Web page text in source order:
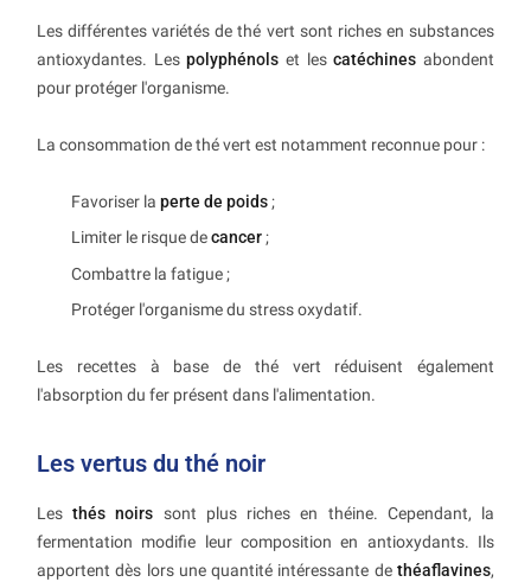
Les différentes variétés de thé vert sont riches en substances
antioxydantes. Lespolyphénols et lescatéchines abondent
pour protéger l'organisme.
La consommation de thé vert est notamment reconnue pour :
Favoriser la perte de poids;
Limiter le risque decancer;
Combattre la fatigue ;
Protéger l'organisme du stress oxydatif.
Les recettes à base de thé vert réduisent également
l'absorption du fer présent dans l'alimentation.
Les vertus du thé noir
Lesthés noirs sont plus riches en théine. Cependant, la
fermentation modifie leur composition en antioxydants. Ils
apportent dès lors une quantité intéressante de théaflavines,